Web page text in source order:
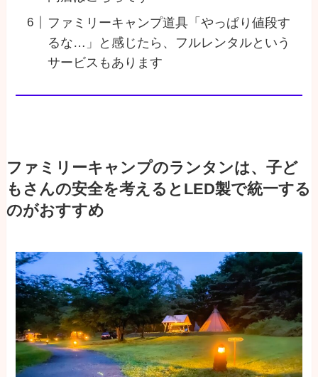
ファミリーキャンプ道具「やっぱり値段す
るな…」と感じたら、フルレンタルという
サービスもあります
ファミリーキャンプのランタンは、子ど
もさんの安全を考えるとLED製で統一する
のがおすすめ